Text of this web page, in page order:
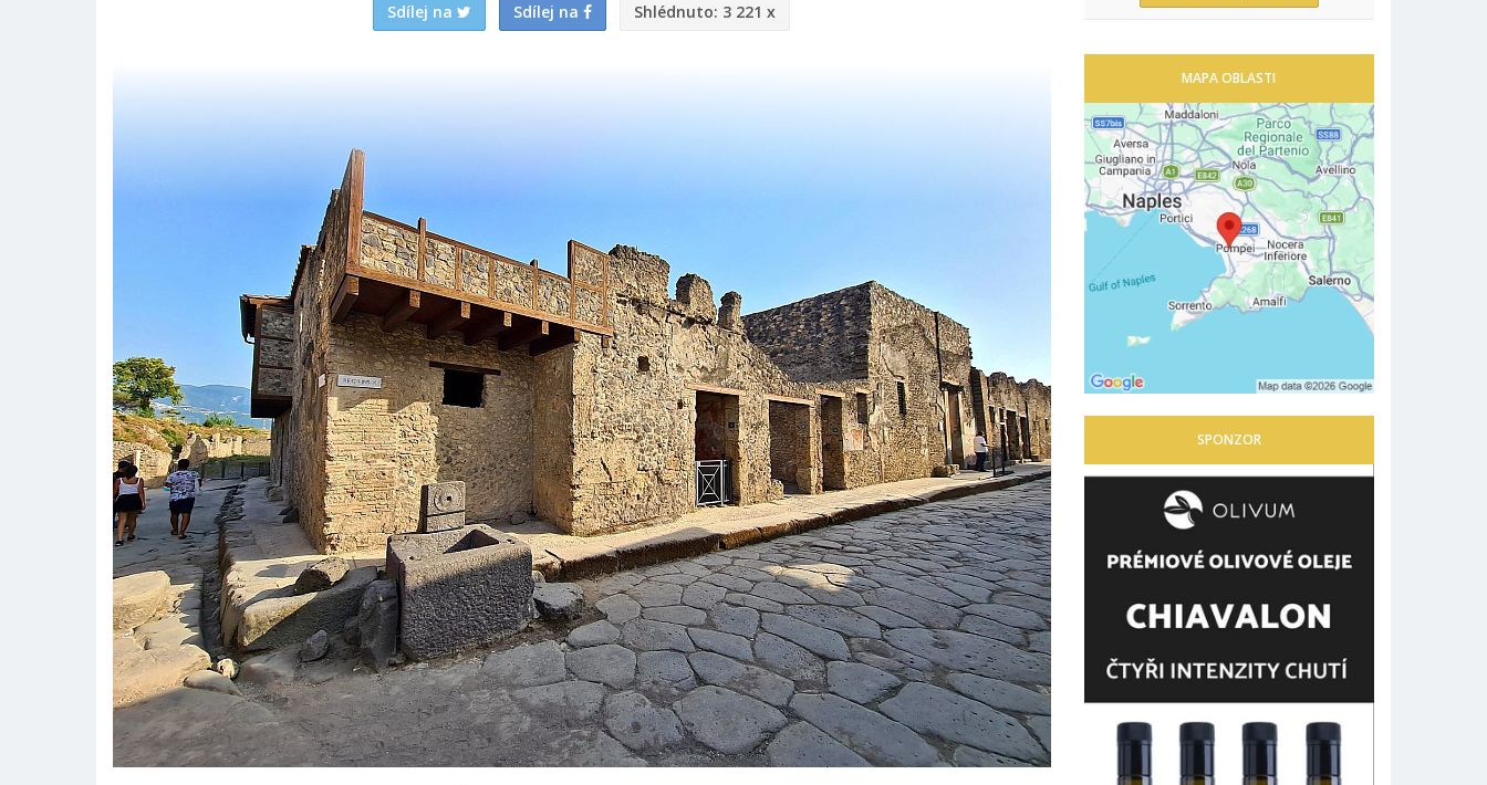
Sdílej na Sdílej na Shlédnuto: 3 221 x
MAPA OBLASTI
SPONZOR